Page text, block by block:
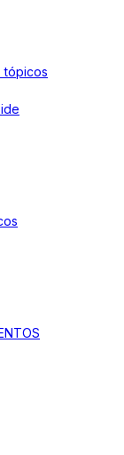
tópicos